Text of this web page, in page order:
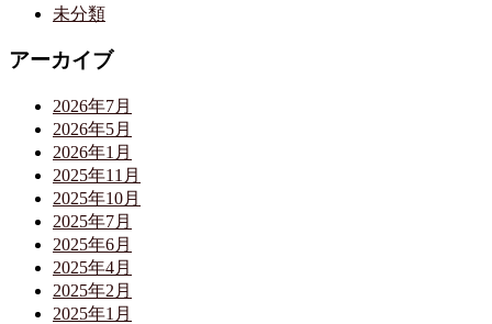
未分類
アーカイブ
2026年7月
2026年5月
2026年1月
2025年11月
2025年10月
2025年7月
2025年6月
2025年4月
2025年2月
2025年1月